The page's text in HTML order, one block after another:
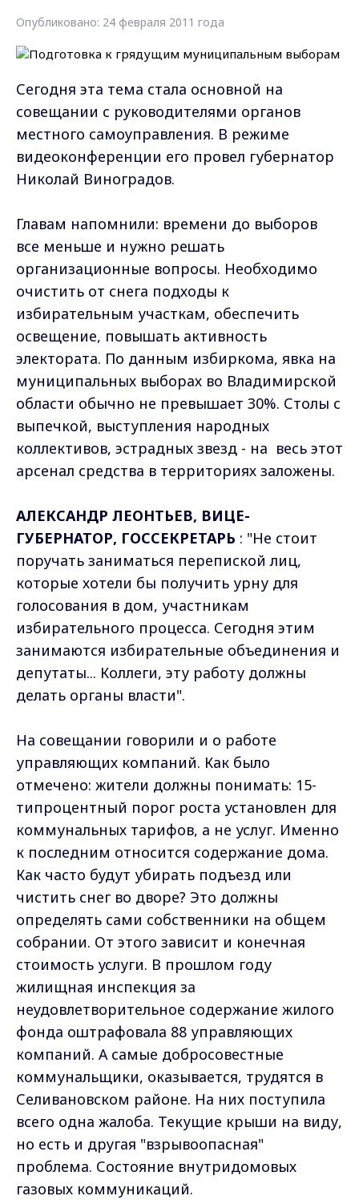
Опубликовано: 24 февраля 2011 года
Сегодня эта тема стала основной на
совещании с руководителями органов
местного самоуправления. В режиме
видеоконференции его провел губернатор
Николай Виноградов.
Главам напомнили: времени до выборов
все меньше и нужно решать
организационные вопросы. Необходимо
очистить от снега подходы к
избирательным участкам, обеспечить
освещение, повышать активность
электората. По данным избиркома, явка на
муниципальных выборах во Владимирской
области обычно не превышает 30%. Столы с
выпечкой, выступления народных
коллективов, эстрадных звезд - на весь этот
арсенал средства в территориях заложены.
АЛЕКСАНДР ЛЕОНТЬЕВ, ВИЦЕ-
ГУБЕРНАТОР, ГОССЕКРЕТАРЬ : "Не стоит
поручать заниматься перепиской лиц,
которые хотели бы получить урну для
голосования в дом, участникам
избирательного процесса. Сегодня этим
занимаются избирательные объединения и
депутаты... Коллеги, эту работу должны
делать органы власти".
На совещании говорили и о работе
управляющих компаний. Как было
отмечено: жители должны понимать: 15-
типроцентный порог роста установлен для
коммунальных тарифов, а не услуг. Именно
к последним относится содержание дома.
Как часто будут убирать подъезд или
чистить снег во дворе? Это должны
определять сами собственники на общем
собрании. От этого зависит и конечная
стоимость услуги. В прошлом году
жилищная инспекция за
неудовлетворительное содержание жилого
фонда оштрафовала 88 управляющих
компаний. А самые добросовестные
коммунальщики, оказывается, трудятся в
Селивановском районе. На них поступила
всего одна жалоба. Текущие крыши на виду,
но есть и другая "взрывоопасная"
проблема. Состояние внутридомовых
газовых коммуникаций.